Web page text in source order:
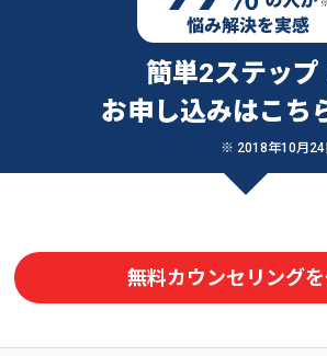
簡単2ステップ
お申し込みはこち
※ 2018年10月24
無料カウンセリング